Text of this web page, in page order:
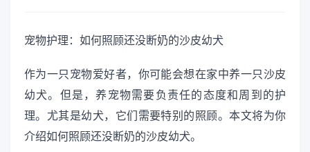
宠物护理：如何照顾还没断奶的沙皮幼犬
作为一只宠物爱好者，你可能会想在家中养一只沙皮
幼犬。但是，养宠物需要负责任的态度和周到的护
理。尤其是幼犬，它们需要特别的照顾。本文将为你
介绍如何照顾还没断奶的沙皮幼犬。